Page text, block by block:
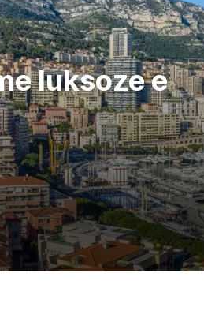
luksoze e